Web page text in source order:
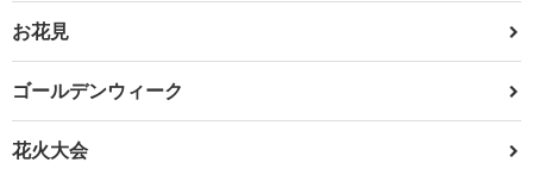
お花見
ゴールデンウィーク
花火大会